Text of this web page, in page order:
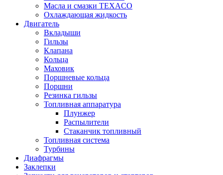
Масла и смазки TEXACO
Охлаждающая жидкость
Двигатель
Вкладыши
Гильзы
Клапана
Кольца
Маховик
Поршневые кольца
Поршни
Резинка гильзы
Топливная аппаратура
Плунжер
Распылители
Стаканчик топливный
Топливная система
Турбины
Диафрагмы
Заклепки